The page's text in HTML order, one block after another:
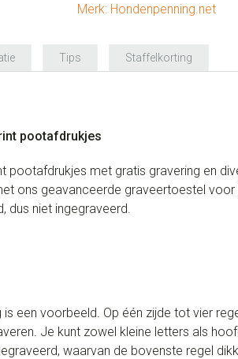
Merk: Hondenpenning.net
Tips Staffelkorting
pootafdrukjes
pootafdrukjes met gratis gravering en
ons geavanceerde graveertoestel
dus niet ingegraveerd.
een voorbeeld. Op één zijde tot vier
Je kunt zowel kleine letters als
waarvan de bovenste regel